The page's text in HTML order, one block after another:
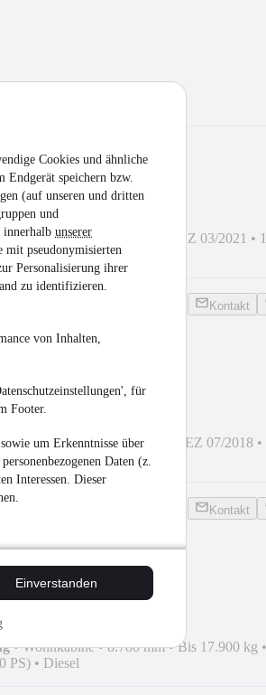
Cookies und ähnliche
Endgerät speichern bzw.
(auf unseren und dritten
und
innerhalb unserer
mit pseudonymisierten
Personalisierung ihrer
zu identifizieren.
von Inhalten,
für
Footer.
um Erkenntnisse über
Daten (z.
Interessen. Dieser
Einverstanden
Arocs 6x6
•8.780 mm•Bis 17.990 kg EZ 03/2021 •
PS)•Diesel
Kontakt
•11.000 mm•Bis 19.000 kg EZ 07/2018 •
441 kW (600 PS) •Diesel
Kontakt
Arocs 26530
¹
•Wohnkabine•8.780 mm•Bis 17.900 kg •
PS) • Diesel